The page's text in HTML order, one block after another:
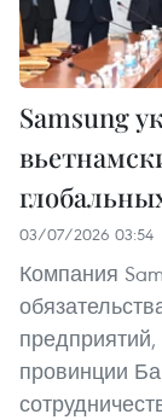
Samsung
03/07/2026 03:54
Компания
провинции